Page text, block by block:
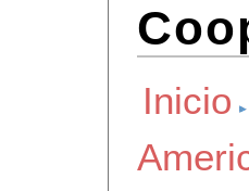
Inicio